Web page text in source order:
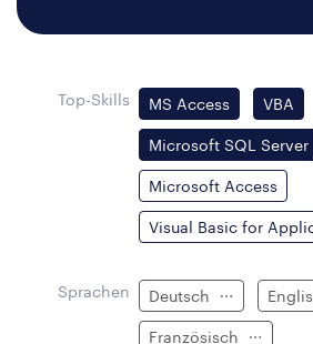
Top-Skills MS Access VBA
Microsoft SQL Server
Microsoft Access
Visual Basic for
Sprachen Deutsch
Französisch